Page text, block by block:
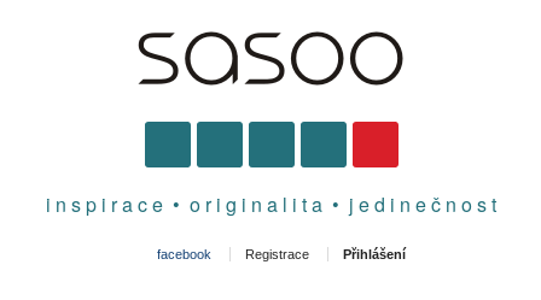
i n s p i r a c e • o r i g i n a l i t a • j e d i n e č n o s t
facebook Registrace Přihlášení